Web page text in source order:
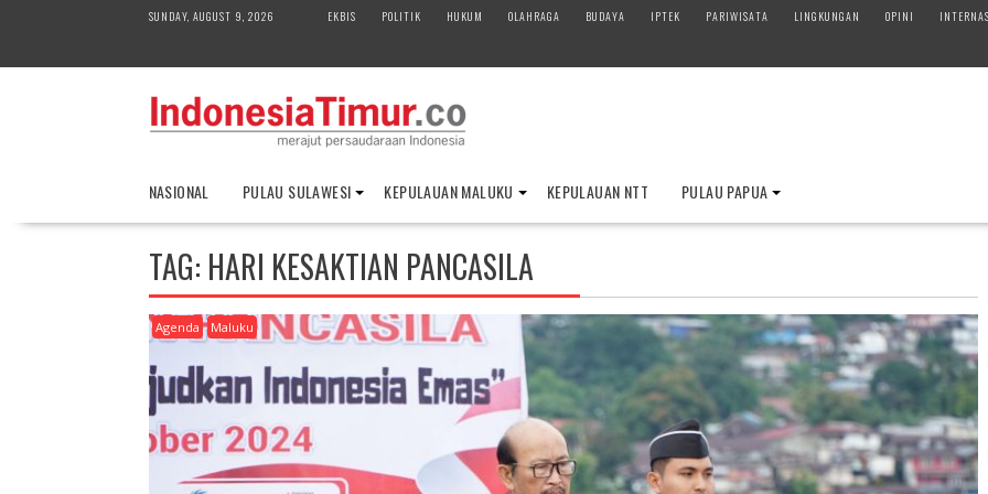
SUNDAY, AUGUST 9, 2026 EKBIS POLITIK HUKUM OLAHRAGA BUDAYA IPTEK PARIWISATA LINGKUNGAN OPINI
NASIONAL PULAU SULAWESI KEPULAUAN MALUKU KEPULAUAN NTT PULAU PAPUA
TAG: HARI KESAKTIAN PANCASILA
Agenda Maluku